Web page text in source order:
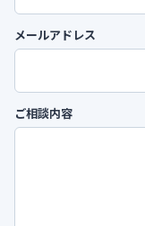
メールアドレス
ご相談内容